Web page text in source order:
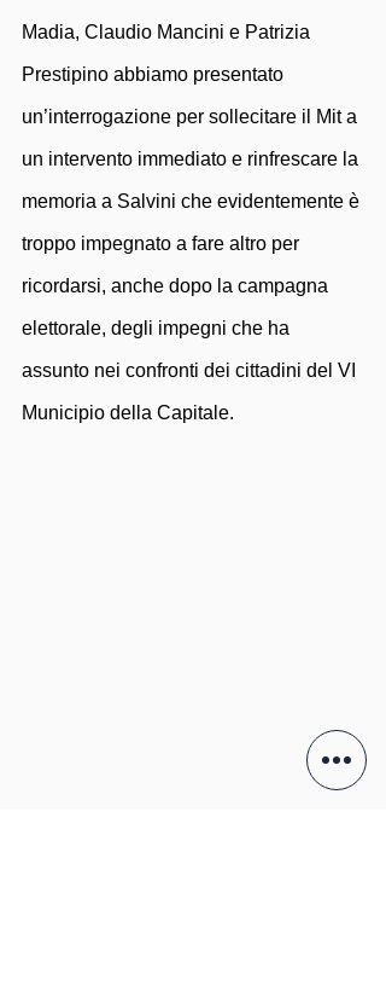
Madia, Claudio Mancini e Patrizia
Prestipino abbiamo presentato
un’interrogazione per sollecitare il Mit a
un intervento immediato e rinfrescare la
memoria a Salvini che evidentemente è
troppo impegnato a fare altro per
ricordarsi, anche dopo la campagna
elettorale, degli impegni che ha
assunto nei confronti dei cittadini del VI
Municipio della Capitale.